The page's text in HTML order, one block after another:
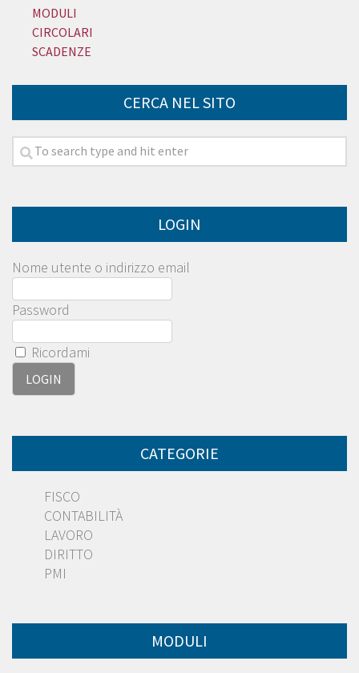
MODULI
CIRCOLARI
SCADENZE
CERCA NEL SITO
LOGIN
Nome utente o indirizzo email
Password
Ricordami
CATEGORIE
FISCO
CONTABILITÀ
LAVORO
DIRITTO
PMI
MODULI